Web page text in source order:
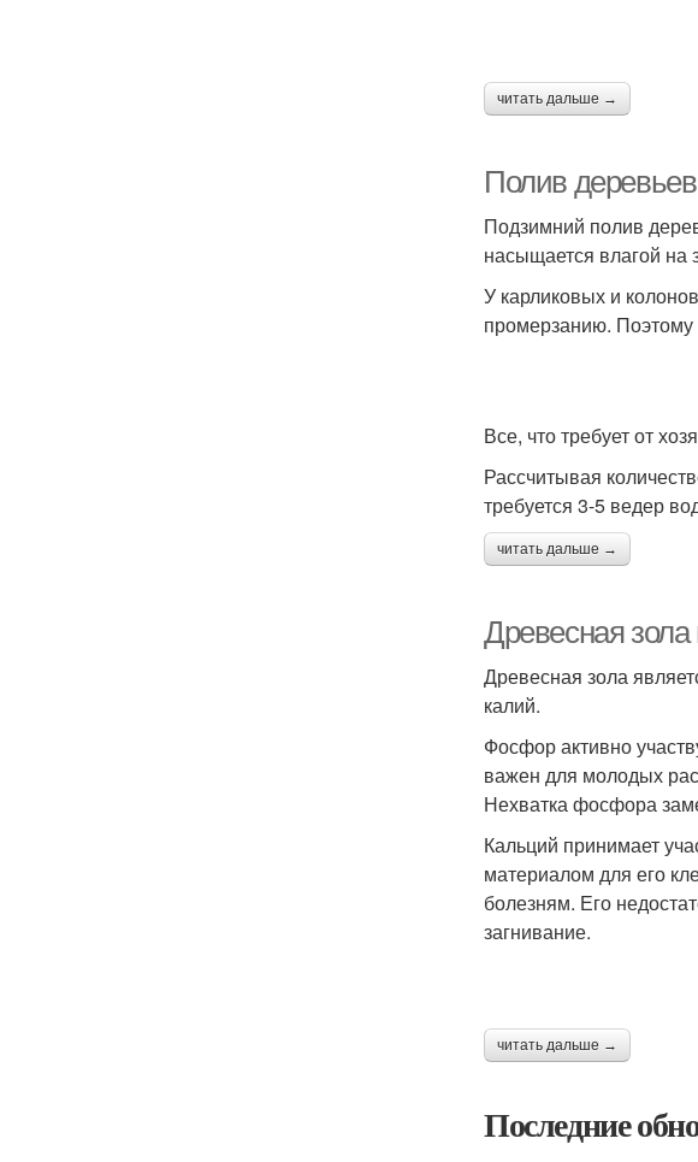
читать дальше →
Полив
Подзимний полив
насыщается влагой на
У карликовых и
промерзанию. Поэтому
Все, что требует от
Рассчитывая
требуется 3-5 ведер
читать дальше →
Древесная
Древесная зола
калий.
Фосфор активно
важен для молодых
Нехватка фосфора
Кальций принимает
материалом для его
болезням. Его
загнивание.
читать дальше →
Последние